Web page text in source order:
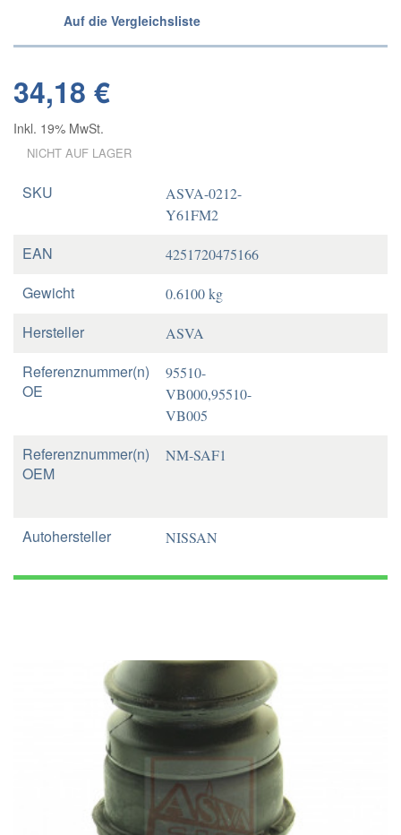
Auf die Vergleichsliste
34,18 €
Inkl. 19% MwSt.
NICHT AUF LAGER
SKU
ASVA-0212-
Y61FM2
EAN 4251720475166
Gewicht 0.6100 kg
Hersteller ASVA
Referenznummer(n)
OE
95510-
VB000,95510-
VB005
Referenznummer(n)
OEM
NM-SAF1
Autohersteller NISSAN